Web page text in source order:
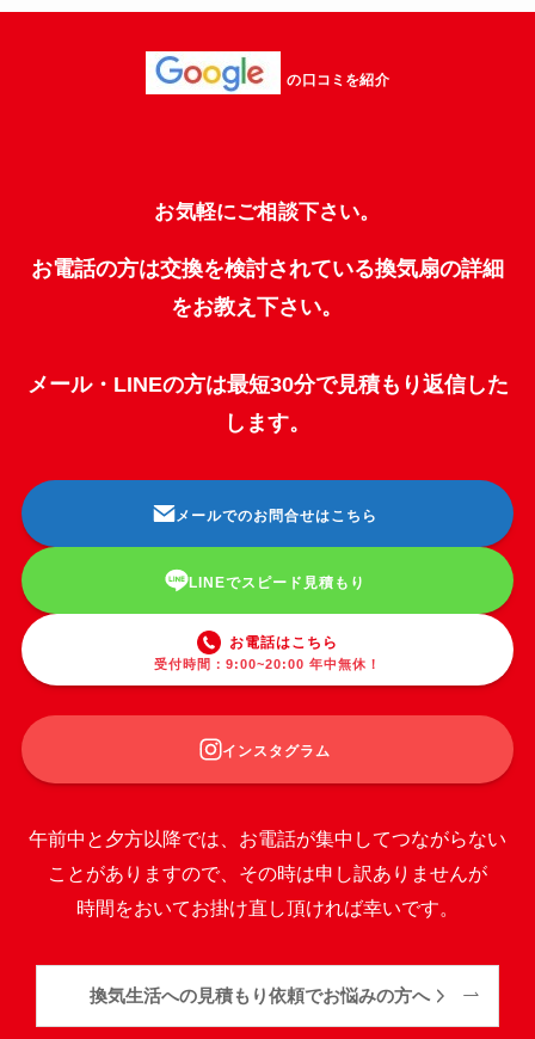
の口コミを紹介
お気軽にご相談下さい。
お電話の方は交換を検討されている換気扇の詳細
をお教え下さい。
メール・LINEの方は最短30分で見積もり返信した
します。
メールでのお問合せはこちら
LINEでスピード見積もり
お電話はこちら
受付時間：9:00~20:00 年中無休！
インスタグラム
午前中と夕方以降では、お電話が集中してつながらない
ことがありますので、その時は申し訳ありませんが
時間をおいてお掛け直し頂ければ幸いです。
換気生活への見積もり依頼でお悩みの方へ